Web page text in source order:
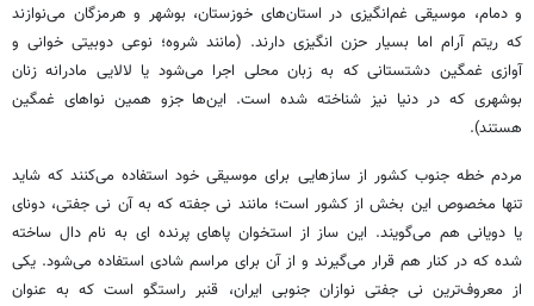
ودمام، موسیقی غم‌انگیزی در استان‌های خوزستان، بوشهر و هرمزگان می‌نوازند
که ریتم آرام اما بسیار حزن انگیزی دارند. (مانند شروه؛ نوعی دوبیتی خوانی و
آوازی غمگین دشتستانی که به زبان محلی اجرا می‌شود یا لالایی مادرانه زنان
بوشهری که در دنیا نیز شناخته شده است. این‌ها جزو همین نواهای غمگین
هستند).
مردم خطه جنوب کشور از سازهایی برای موسیقی خود استفاده می‌کنند که شاید
تنها مخصوص این بخش از کشور است؛ مانند نی جفته که به آن نی جفتی، دونای
یا دویانی هم می‌گویند. این ساز از استخوان پاهای پرنده ای به نام دال ساخته
شده که در کنار هم قرار می‌گیرند و از آن برای مراسم شادی استفاده می‌شود. یکی
از معروف‌ترین نی جفتی نوازان جنوبی ایران، قنبر راستگو است که به عنوان